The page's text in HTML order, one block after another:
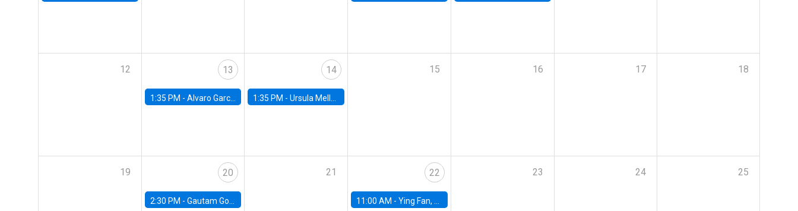
12 13
1:35 PM - Alvaro Garcia-Marin, Universidad de Los Andes
14
1:35 PM -Ursula Mello, Insper - Institute of Education and Research
15 16 17 18
19 20
2:30 PM - Gautam Gowrisankaran, Columbia University
21 22
11:00 AM -Ying Fan, University of Michigan
23 24 25